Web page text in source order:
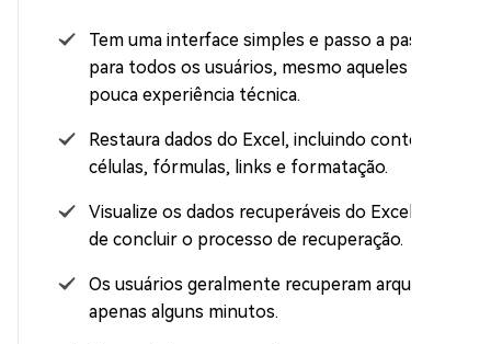
Tem uma interface simples e passo a passo
para todos os usuários, mesmo aqueles com
pouca experiência técnica.
Restaura dados do Excel, incluindo conteúdo de
células, fórmulas, links e formatação.
Visualize os dados recuperáveis do Excel antes
de concluir o processo de recuperação.
Os usuários geralmente recuperam arquivos em
apenas alguns minutos.